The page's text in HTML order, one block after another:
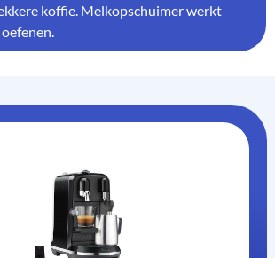
koffie. Melkopschuimer werkt